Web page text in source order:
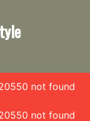
not found
not found